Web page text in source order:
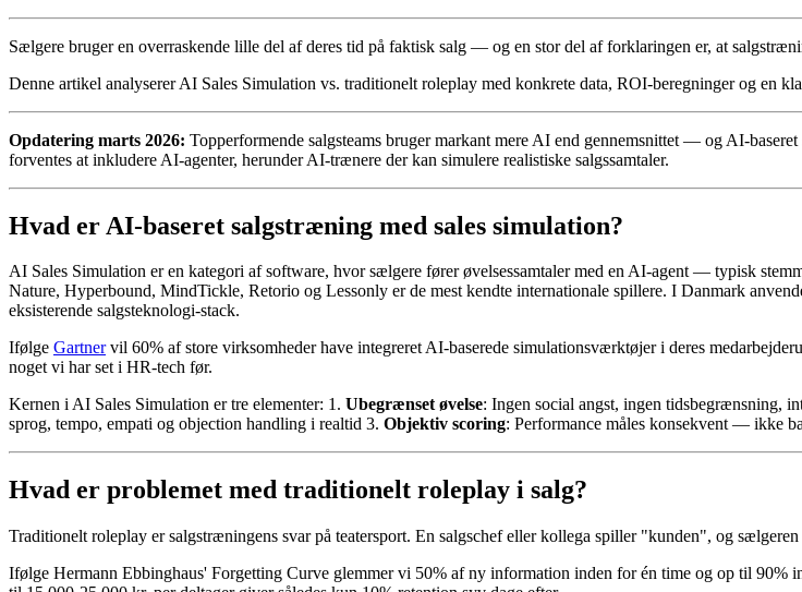
Sælgere bruger en overraskende lille del af deres tid på faktisk salg — og en stor del af forklaringen er, at
Denne artikel analyserer AI Sales Simulation vs. traditionelt roleplay med konkrete data, ROI-beregninger og en
Opdatering marts 2026: Topperformende salgsteams bruger markant mere AI end gennemsnittet — og AI-
forventes at inkludere AI-agenter, herunder AI-trænere der kan simulere realistiske salgssamtaler.
Hvad er AI-baseret salgstræning med sales simulation?
AI Sales Simulation er en kategori af software, hvor sælgere fører øvelsessamtaler med en AI-agent — typisk
Nature, Hyperbound, MindTickle, Retorio og Lessonly er de mest kendte internationale spillere. I Danmark
eksisterende salgsteknologi-stack.
Ifølge Gartnervil 60% af store virksomheder have integreret AI-baserede simulationsværktøjer i deres
noget vi har set i HR-tech før.
Kernen i AI Sales Simulation er tre elementer: 1. Ubegrænset øvelse: Ingen social angst, ingen tidsbegrænsning,
sprog, tempo, empati og objection handling i realtid 3. Objektiv scoring: Performance måles konsekvent — ikke
Hvad er problemet med traditionelt roleplay i salg?
Traditionelt roleplay er salgstræningens svar på teatersport. En salgschef eller kollega spiller "kunden", og
Ifølge Hermann Ebbinghaus' Forgetting Curve glemmer vi 50% af ny information inden for én time og op til 90%